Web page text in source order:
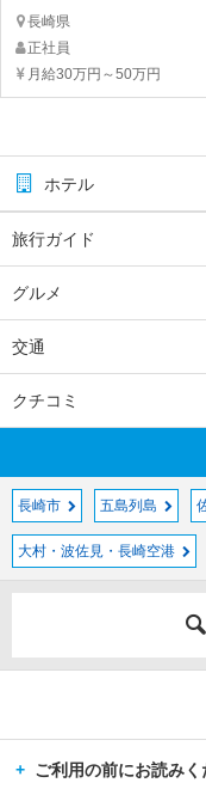
長崎県
正社員
月給30万円～50万円
ホテル
旅行ガイド
グルメ
交通
クチコミ
長崎市 五島列島
大村・波佐見・長崎空港
ご利用の前にお読みく